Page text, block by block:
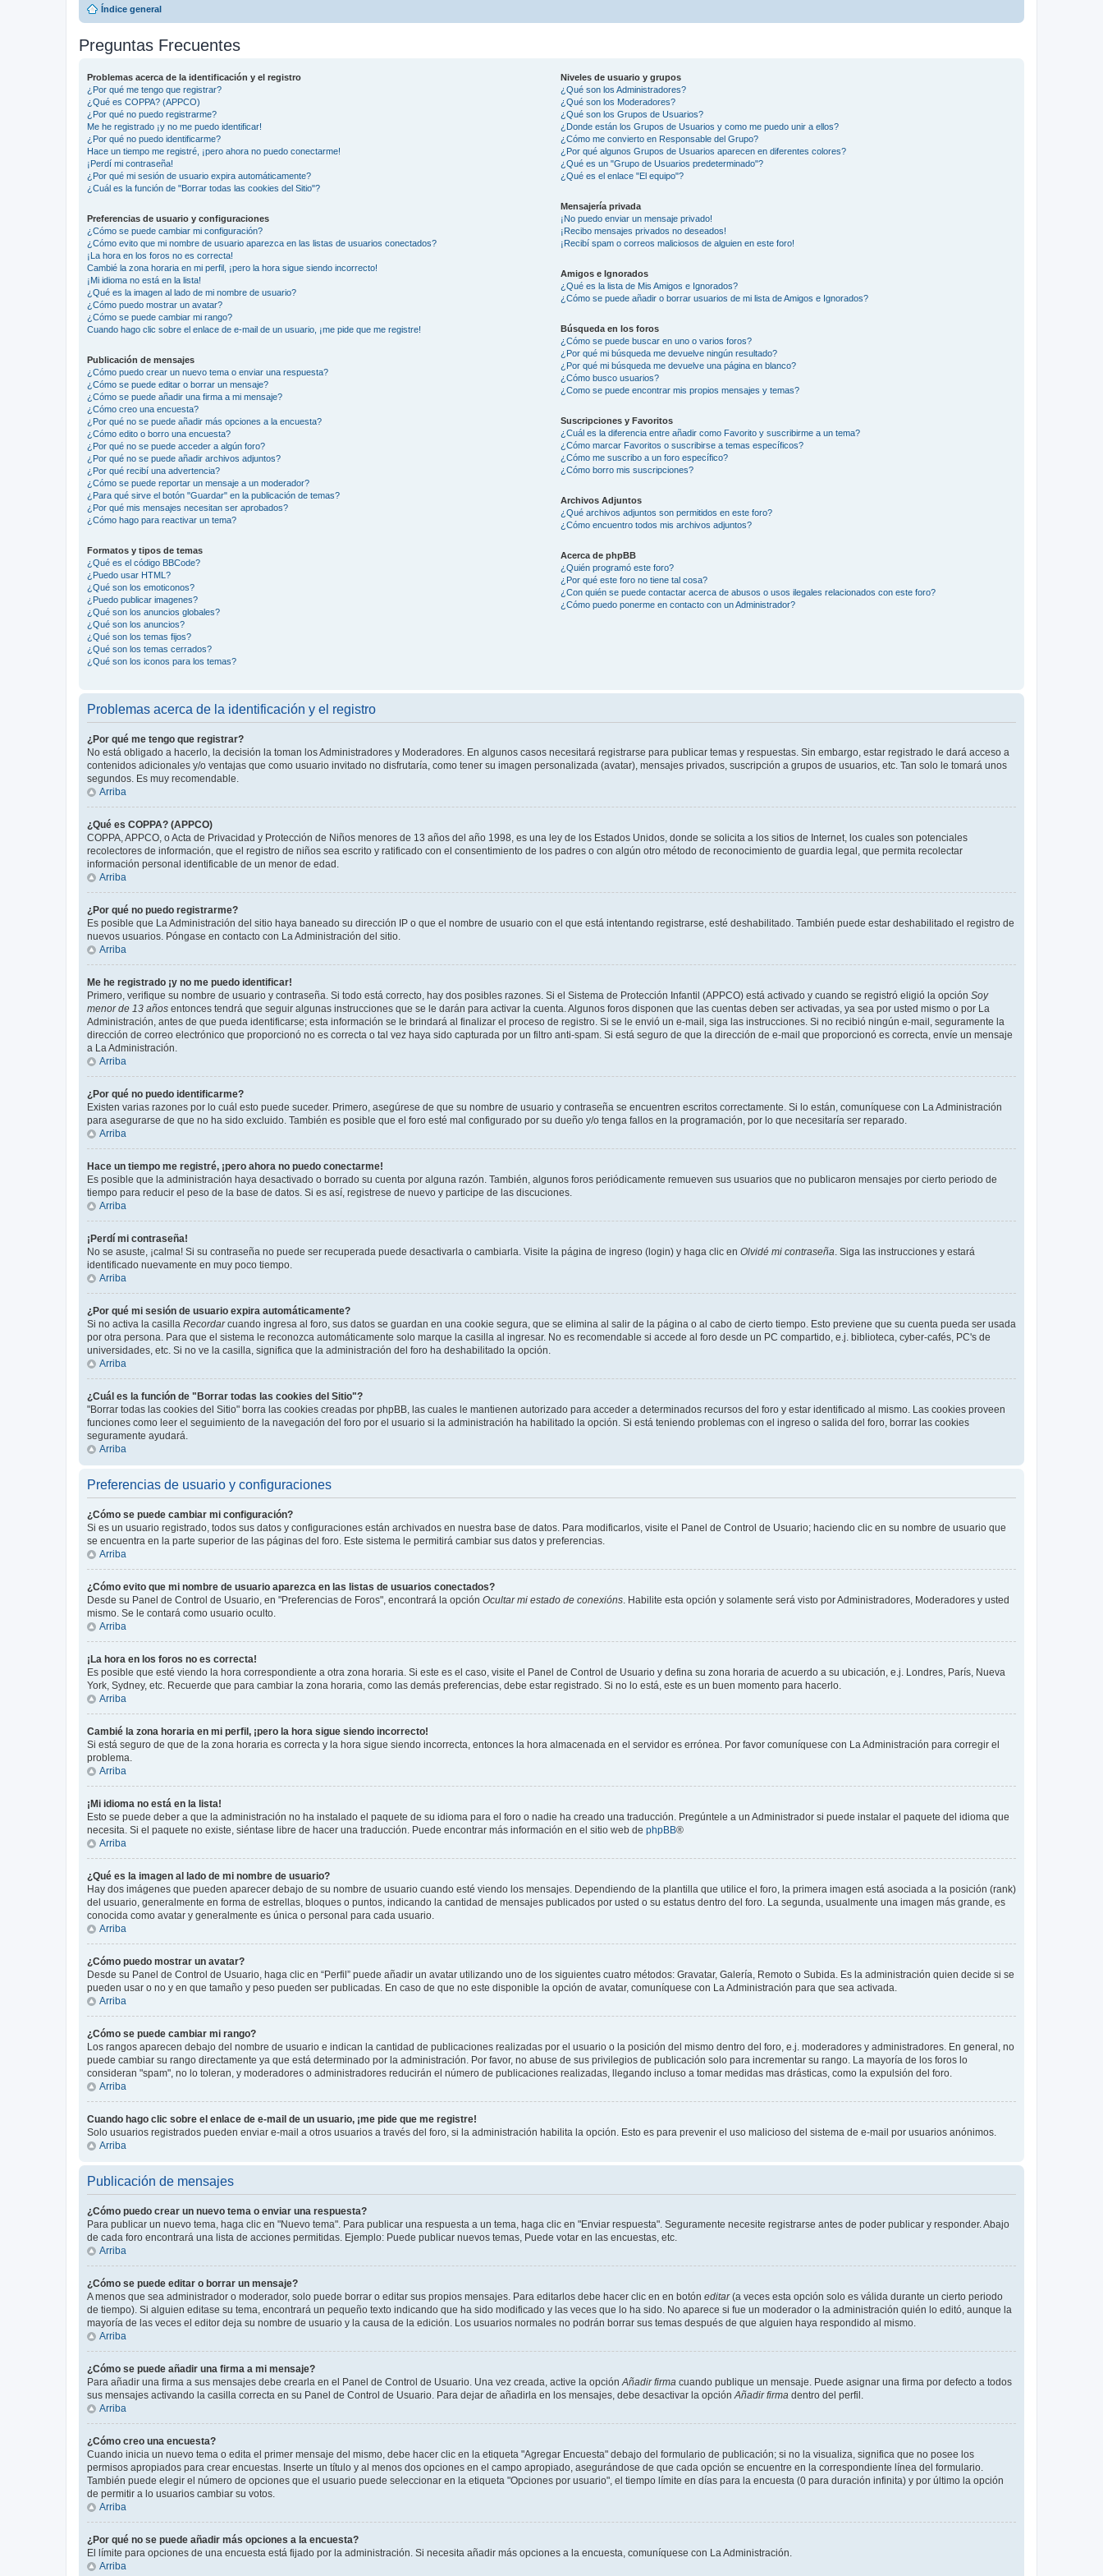
Índice general
Preguntas Frecuentes
Problemas acerca de la identificación y el registro
¿Por qué me tengo que registrar?
¿Qué es COPPA? (APPCO)
¿Por qué no puedo registrarme?
Me he registrado ¡y no me puedo identificar!
¿Por qué no puedo identificarme?
Hace un tiempo me registré, ¡pero ahora no puedo conectarme!
¡Perdí mi contraseña!
¿Por qué mi sesión de usuario expira automáticamente?
¿Cuál es la función de "Borrar todas las cookies del Sitio"?
Preferencias de usuario y configuraciones
¿Cómo se puede cambiar mi configuración?
¿Cómo evito que mi nombre de usuario aparezca en las listas de usuarios conectados?
¡La hora en los foros no es correcta!
Cambié la zona horaria en mi perfil, ¡pero la hora sigue siendo incorrecto!
¡Mi idioma no está en la lista!
¿Qué es la imagen al lado de mi nombre de usuario?
¿Cómo puedo mostrar un avatar?
¿Cómo se puede cambiar mi rango?
Cuando hago clic sobre el enlace de e-mail de un usuario, ¡me pide que me registre!
Publicación de mensajes
¿Cómo puedo crear un nuevo tema o enviar una respuesta?
¿Cómo se puede editar o borrar un mensaje?
¿Cómo se puede añadir una firma a mi mensaje?
¿Cómo creo una encuesta?
¿Por qué no se puede añadir más opciones a la encuesta?
¿Cómo edito o borro una encuesta?
¿Por qué no se puede acceder a algún foro?
¿Por qué no se puede añadir archivos adjuntos?
¿Por qué recibí una advertencia?
¿Cómo se puede reportar un mensaje a un moderador?
¿Para qué sirve el botón "Guardar" en la publicación de temas?
¿Por qué mis mensajes necesitan ser aprobados?
¿Cómo hago para reactivar un tema?
Formatos y tipos de temas
¿Qué es el código BBCode?
¿Puedo usar HTML?
¿Qué son los emoticonos?
¿Puedo publicar imagenes?
¿Qué son los anuncios globales?
¿Qué son los anuncios?
¿Qué son los temas fijos?
¿Qué son los temas cerrados?
¿Qué son los iconos para los temas?
Niveles de usuario y grupos
¿Qué son los Administradores?
¿Qué son los Moderadores?
¿Qué son los Grupos de Usuarios?
¿Donde están los Grupos de Usuarios y como me puedo unir a ellos?
¿Cómo me convierto en Responsable del Grupo?
¿Por qué algunos Grupos de Usuarios aparecen en diferentes colores?
¿Qué es un "Grupo de Usuarios predeterminado"?
¿Qué es el enlace "El equipo"?
Mensajería privada
¡No puedo enviar un mensaje privado!
¡Recibo mensajes privados no deseados!
¡Recibí spam o correos maliciosos de alguien en este foro!
Amigos e Ignorados
¿Qué es la lista de Mis Amigos e Ignorados?
¿Cómo se puede añadir o borrar usuarios de mi lista de Amigos e Ignorados?
Búsqueda en los foros
¿Cómo se puede buscar en uno o varios foros?
¿Por qué mi búsqueda me devuelve ningún resultado?
¿Por qué mi búsqueda me devuelve una página en blanco?
¿Cómo busco usuarios?
¿Como se puede encontrar mis propios mensajes y temas?
Suscripciones y Favoritos
¿Cuál es la diferencia entre añadir como Favorito y suscribirme a un tema?
¿Cómo marcar Favoritos o suscribirse a temas específicos?
¿Cómo me suscribo a un foro específico?
¿Cómo borro mis suscripciones?
Archivos Adjuntos
¿Qué archivos adjuntos son permitidos en este foro?
¿Cómo encuentro todos mis archivos adjuntos?
Acerca de phpBB
¿Quién programó este foro?
¿Por qué este foro no tiene tal cosa?
¿Con quién se puede contactar acerca de abusos o usos ilegales relacionados con este foro?
¿Cómo puedo ponerme en contacto con un Administrador?
Problemas acerca de la identificación y el registro
¿Por qué me tengo que registrar?
No está obligado a hacerlo, la decisión la toman los Administradores y Moderadores. En algunos casos necesitará registrarse para publicar temas y respuestas. Sin embargo, estar registrado le dará acceso a
contenidos adicionales y/o ventajas que como usuario invitado no disfrutaría, como tener su imagen personalizada (avatar), mensajes privados, suscripción a grupos de usuarios, etc. Tan solo le tomará unos
segundos. Es muy recomendable.
Arriba
¿Qué es COPPA? (APPCO)
COPPA, APPCO, o Acta de Privacidad y Protección de Niños menores de 13 años del año 1998, es una ley de los Estados Unidos, donde se solicita a los sitios de Internet, los cuales son potenciales
recolectores de información, que el registro de niños sea escrito y ratificado con el consentimiento de los padres o con algún otro método de reconocimiento de guardia legal, que permita recolectar
información personal identificable de un menor de edad.
Arriba
¿Por qué no puedo registrarme?
Es posible que La Administración del sitio haya baneado su dirección IP o que el nombre de usuario con el que está intentando registrarse, esté deshabilitado. También puede estar deshabilitado el registro de
nuevos usuarios. Póngase en contacto con La Administración del sitio.
Arriba
Me he registrado ¡y no me puedo identificar!
Primero, verifique su nombre de usuario y contraseña. Si todo está correcto, hay dos posibles razones. Si el Sistema de Protección Infantil (APPCO) está activado y cuando se registró eligió la opción Soy
menor de 13 años entonces tendrá que seguir algunas instrucciones que se le darán para activar la cuenta. Algunos foros disponen que las cuentas deben ser activadas, ya sea por usted mismo o por La
Administración, antes de que pueda identificarse; esta información se le brindará al finalizar el proceso de registro. Si se le envió un e-mail, siga las instrucciones. Si no recibió ningún e-mail, seguramente la
dirección de correo electrónico que proporcionó no es correcta o tal vez haya sido capturada por un filtro anti-spam. Si está seguro de que la dirección de e-mail que proporcionó es correcta, envíe un mensaje
a La Administración.
Arriba
¿Por qué no puedo identificarme?
Existen varias razones por lo cuál esto puede suceder. Primero, asegúrese de que su nombre de usuario y contraseña se encuentren escritos correctamente. Si lo están, comuníquese con La Administración
para asegurarse de que no ha sido excluido. También es posible que el foro esté mal configurado por su dueño y/o tenga fallos en la programación, por lo que necesitaría ser reparado.
Arriba
Hace un tiempo me registré, ¡pero ahora no puedo conectarme!
Es posible que la administración haya desactivado o borrado su cuenta por alguna razón. También, algunos foros periódicamente remueven sus usuarios que no publicaron mensajes por cierto periodo de
tiempo para reducir el peso de la base de datos. Si es así, registrese de nuevo y participe de las discuciones.
Arriba
¡Perdí mi contraseña!
No se asuste, ¡calma! Si su contraseña no puede ser recuperada puede desactivarla o cambiarla. Visite la página de ingreso (login) y haga clic en Olvidé mi contraseña . Siga las instrucciones y estará
identificado nuevamente en muy poco tiempo.
Arriba
¿Por qué mi sesión de usuario expira automáticamente?
Si no activa la casilla Recordarcuando ingresa al foro, sus datos se guardan en una cookie segura, que se elimina al salir de la página o al cabo de cierto tiempo. Esto previene que su cuenta pueda ser usada
por otra persona. Para que el sistema le reconozca automáticamente solo marque la casilla al ingresar. No es recomendable si accede al foro desde un PC compartido, e.j. biblioteca, cyber-cafés, PC's de
universidades, etc. Si no ve la casilla, significa que la administración del foro ha deshabilitado la opción.
Arriba
¿Cuál es la función de "Borrar todas las cookies del Sitio"?
"Borrar todas las cookies del Sitio" borra las cookies creadas por phpBB, las cuales le mantienen autorizado para acceder a determinados recursos del foro y estar identificado al mismo. Las cookies proveen
funciones como leer el seguimiento de la navegación del foro por el usuario si la administración ha habilitado la opción. Si está teniendo problemas con el ingreso o salida del foro, borrar las cookies
seguramente ayudará.
Arriba
Preferencias de usuario y configuraciones
¿Cómo se puede cambiar mi configuración?
Si es un usuario registrado, todos sus datos y configuraciones están archivados en nuestra base de datos. Para modificarlos, visite el Panel de Control de Usuario; haciendo clic en su nombre de usuario que
se encuentra en la parte superior de las páginas del foro. Este sistema le permitirá cambiar sus datos y preferencias.
Arriba
¿Cómo evito que mi nombre de usuario aparezca en las listas de usuarios conectados?
Desde su Panel de Control de Usuario, en "Preferencias de Foros", encontrará la opción Ocultar mi estado de conexións . Habilite esta opción y solamente será visto por Administradores, Moderadores y usted
mismo. Se le contará como usuario oculto.
Arriba
¡La hora en los foros no es correcta!
Es posible que esté viendo la hora correspondiente a otra zona horaria. Si este es el caso, visite el Panel de Control de Usuario y defina su zona horaria de acuerdo a su ubicación, e.j. Londres, París, Nueva
York, Sydney, etc. Recuerde que para cambiar la zona horaria, como las demás preferencias, debe estar registrado. Si no lo está, este es un buen momento para hacerlo.
Arriba
Cambié la zona horaria en mi perfil, ¡pero la hora sigue siendo incorrecto!
Si está seguro de que de la zona horaria es correcta y la hora sigue siendo incorrecta, entonces la hora almacenada en el servidor es errónea. Por favor comuníquese con La Administración para corregir el
problema.
Arriba
¡Mi idioma no está en la lista!
Esto se puede deber a que la administración no ha instalado el paquete de su idioma para el foro o nadie ha creado una traducción. Pregúntele a un Administrador si puede instalar el paquete del idioma que
necesita. Si el paquete no existe, siéntase libre de hacer una traducción. Puede encontrar más información en el sitio web de phpBB®
Arriba
¿Qué es la imagen al lado de mi nombre de usuario?
Hay dos imágenes que pueden aparecer debajo de su nombre de usuario cuando esté viendo los mensajes. Dependiendo de la plantilla que utilice el foro, la primera imagen está asociada a la posición (rank)
del usuario, generalmente en forma de estrellas, bloques o puntos, indicando la cantidad de mensajes publicados por usted o su estatus dentro del foro. La segunda, usualmente una imagen más grande, es
conocida como avatar y generalmente es única o personal para cada usuario.
Arriba
¿Cómo puedo mostrar un avatar?
Desde su Panel de Control de Usuario, haga clic en “Perfil” puede añadir un avatar utilizando uno de los siguientes cuatro métodos: Gravatar, Galería, Remoto o Subida. Es la administración quien decide si se
pueden usar o no y en que tamaño y peso pueden ser publicadas. En caso de que no este disponible la opción de avatar, comuníquese con La Administración para que sea activada.
Arriba
¿Cómo se puede cambiar mi rango?
Los rangos aparecen debajo del nombre de usuario e indican la cantidad de publicaciones realizadas por el usuario o la posición del mismo dentro del foro, e.j. moderadores y administradores. En general, no
puede cambiar su rango directamente ya que está determinado por la administración. Por favor, no abuse de sus privilegios de publicación solo para incrementar su rango. La mayoría de los foros lo
consideran "spam", no lo toleran, y moderadores o administradores reducirán el número de publicaciones realizadas, llegando incluso a tomar medidas mas drásticas, como la expulsión del foro.
Arriba
Cuando hago clic sobre el enlace de e-mail de un usuario, ¡me pide que me registre!
Solo usuarios registrados pueden enviar e-mail a otros usuarios a través del foro, si la administración habilita la opción. Esto es para prevenir el uso malicioso del sistema de e-mail por usuarios anónimos.
Arriba
Publicación de mensajes
¿Cómo puedo crear un nuevo tema o enviar una respuesta?
Para publicar un nuevo tema, haga clic en "Nuevo tema". Para publicar una respuesta a un tema, haga clic en "Enviar respuesta". Seguramente necesite registrarse antes de poder publicar y responder. Abajo
de cada foro encontrará una lista de acciones permitidas. Ejemplo: Puede publicar nuevos temas, Puede votar en las encuestas, etc.
Arriba
¿Cómo se puede editar o borrar un mensaje?
A menos que sea administrador o moderador, solo puede borrar o editar sus propios mensajes. Para editarlos debe hacer clic en en botón editar(a veces esta opción solo es válida durante un cierto periodo
de tiempo). Si alguien editase su tema, encontrará un pequeño texto indicando que ha sido modificado y las veces que lo ha sido. No aparece si fue un moderador o la administración quién lo editó, aunque la
mayoría de las veces el editor deja su nombre de usuario y la causa de la edición. Los usuarios normales no podrán borrar sus temas después de que alguien haya respondido al mismo.
Arriba
¿Cómo se puede añadir una firma a mi mensaje?
Para añadir una firma a sus mensajes debe crearla en el Panel de Control de Usuario. Una vez creada, active la opción Añadir firma cuando publique un mensaje. Puede asignar una firma por defecto a todos
sus mensajes activando la casilla correcta en su Panel de Control de Usuario. Para dejar de añadirla en los mensajes, debe desactivar la opción Añadir firma dentro del perfil.
Arriba
¿Cómo creo una encuesta?
Cuando inicia un nuevo tema o edita el primer mensaje del mismo, debe hacer clic en la etiqueta "Agregar Encuesta" debajo del formulario de publicación; si no la visualiza, significa que no posee los
permisos apropiados para crear encuestas. Inserte un título y al menos dos opciones en el campo apropiado, asegurándose de que cada opción se encuentre en la correspondiente línea del formulario.
También puede elegir el número de opciones que el usuario puede seleccionar en la etiqueta "Opciones por usuario", el tiempo límite en días para la encuesta (0 para duración infinita) y por último la opción
de permitir a lo usuarios cambiar su votos.
Arriba
¿Por qué no se puede añadir más opciones a la encuesta?
El límite para opciones de una encuesta está fijado por la administración. Si necesita añadir más opciones a la encuesta, comuníquese con La Administración.
Arriba